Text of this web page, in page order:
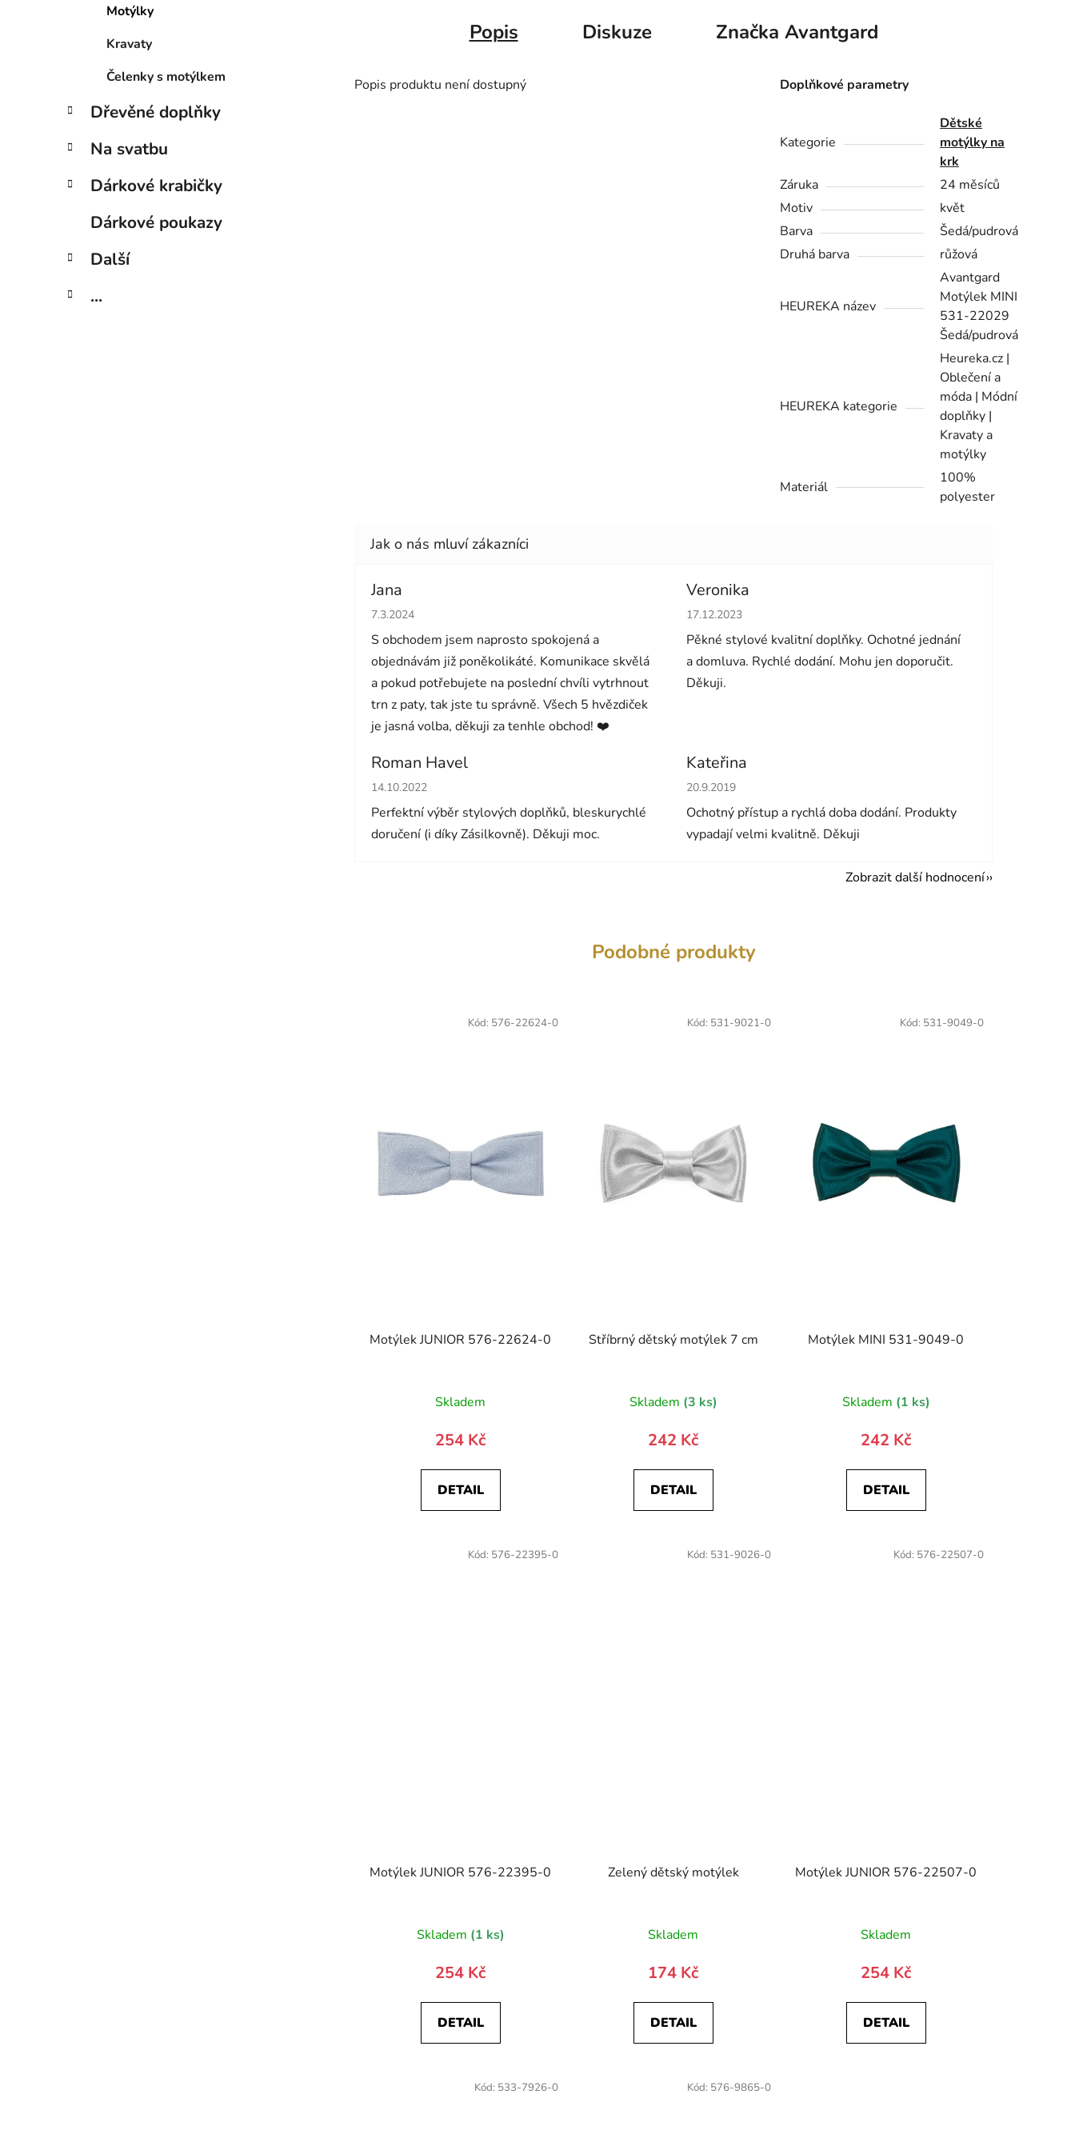
Motýlky
Kravaty
Čelenky s motýlkem
Dřevěné doplňky
Na svatbu
Dárkové krabičky
Dárkové poukazy
Další
...
Popis Diskuze Značka Avantgard
Popis produktu není dostupný Doplňkové parametry
Kategorie
Dětské
motýlky na
krk
Záruka
24 měsíců
Motiv
květ
Barva
Šedá/pudrová
Druhá barva
růžová
HEUREKA název
Avantgard
Motýlek MINI
531-22029
Šedá/pudrová
HEUREKA kategorie
Heureka.cz |
Oblečení a
móda | Módní
doplňky |
Kravaty a
motýlky
Materiál
100%
polyester
Jana
Hodnocení obchodu je 5 z 5 hvězdiček.
7.3.2024
S obchodem jsem naprosto spokojená a
objednávám již poněkolikáté. Komunikace skvělá
a pokud potřebujete na poslední chvíli vytrhnout
trn z paty, tak jste tu správně. Všech 5 hvězdiček
je jasná volba, děkuji za tenhle obchod! ❤️
Veronika
Hodnocení obchodu je 5 z 5 hvězdiček.
17.12.2023
Pěkné stylové kvalitní doplňky. Ochotné jednání
a domluva. Rychlé dodání. Mohu jen doporučit.
Děkuji.
Roman Havel
Hodnocení obchodu je 5 z 5 hvězdiček.
14.10.2022
Perfektní výběr stylových doplňků, bleskurychlé
doručení (i díky Zásilkovně). Děkuji moc.
Kateřina
Hodnocení obchodu je 5 z 5 hvězdiček.
20.9.2019
Ochotný přístup a rychlá doba dodání. Produkty
vypadají velmi kvalitně. Děkuji
Zobrazit další hodnocení
Podobné produkty
Motýlek JUNIOR 576-22624-0
Skladem
254 Kč
DETAIL
Kód: 576-22624-0
Stříbrný dětský motýlek 7 cm
Skladem (3 ks)
242 Kč
DETAIL
Kód: 531-9021-0
Motýlek MINI 531-9049-0
Skladem (1 ks)
242 Kč
DETAIL
Kód: 531-9049-0
Motýlek JUNIOR 576-22395-0
Skladem (1 ks)
254 Kč
DETAIL
Kód: 576-22395-0
Zelený dětský motýlek
Skladem
174 Kč
DETAIL
Kód: 531-9026-0
Motýlek JUNIOR 576-22507-0
Skladem
254 Kč
DETAIL
Kód: 576-22507-0
Kód: 533-7926-0 Kód: 576-9865-0